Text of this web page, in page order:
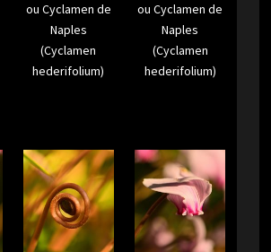
ou Cyclamen de
Naples
(Cyclamen
hederifolium)
ou Cyclamen de
Naples
(Cyclamen
hederifolium)